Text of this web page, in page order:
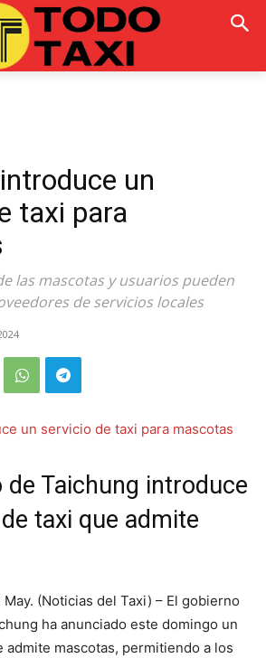
un
taxi para
las mascotas y usuarios pueden
de servicios locales
de Taichung introduce
taxi que admite
May. (Noticias del Taxi) – El gobierno
ha anunciado este domingo un
admite mascotas, permitiendo a los